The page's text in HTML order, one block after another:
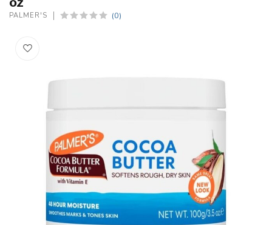
PALMER'S (0)